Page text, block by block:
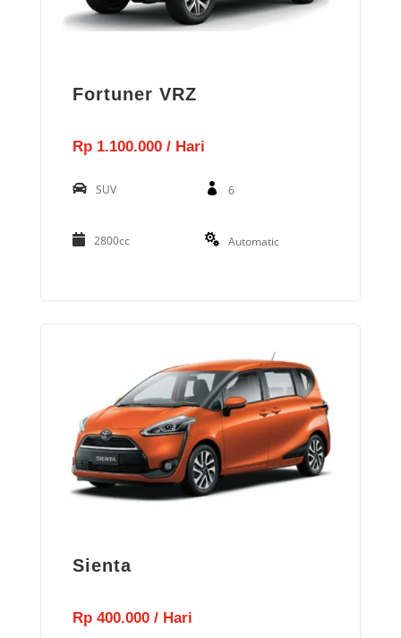
Fortuner VRZ
Rp 1.100.000 / Hari
SUV 6
2800cc Automatic
Sienta
Rp 400.000 / Hari